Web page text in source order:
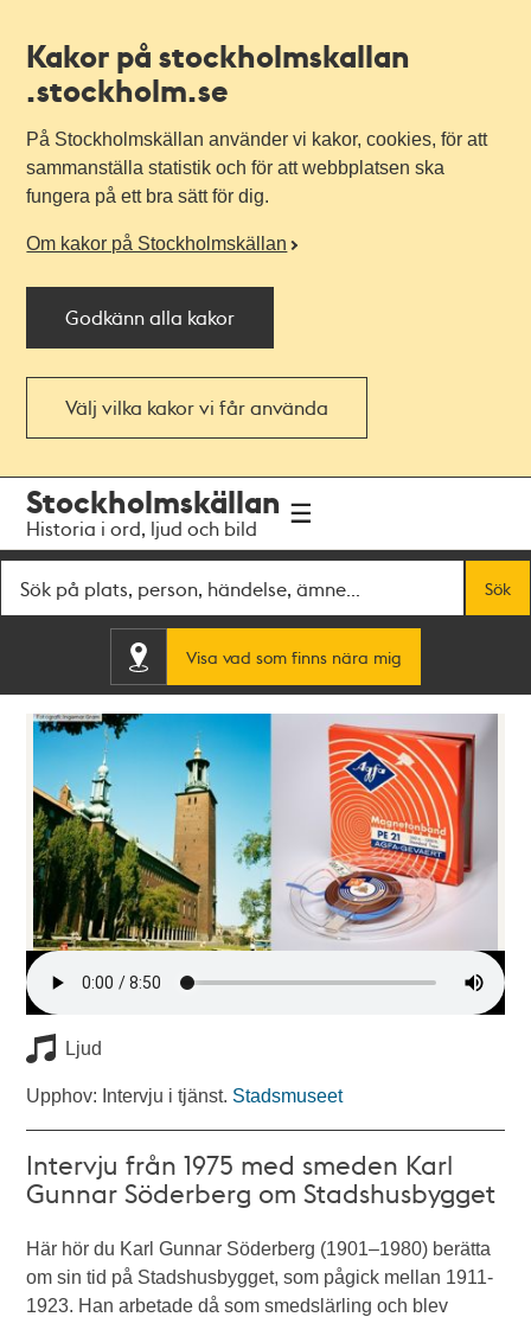
Kakor på stockholmskallan
.stockholm.se
På Stockholmskällan använder vi kakor, cookies, för att
sammanställa statistik och för att webbplatsen ska
fungera på ett bra sätt för dig.
Om kakor på Stockholmskällan
Godkänn alla kakor
Välj vilka kakor vi får använda
navigationen
huvudinnehållet
Stockholmskällan
Historia i ord, ljud och bild
Sök
Visa vad som finns nära mig
Ljud
Upphov: Intervju i tjänst. Stadsmuseet
Intervju från 1975 med smeden Karl
Gunnar Söderberg om Stadshusbygget
Här hör du Karl Gunnar Söderberg (1901–1980) berätta
om sin tid på Stadshusbygget, som pågick mellan 1911-
1923. Han arbetade då som smedslärling och blev